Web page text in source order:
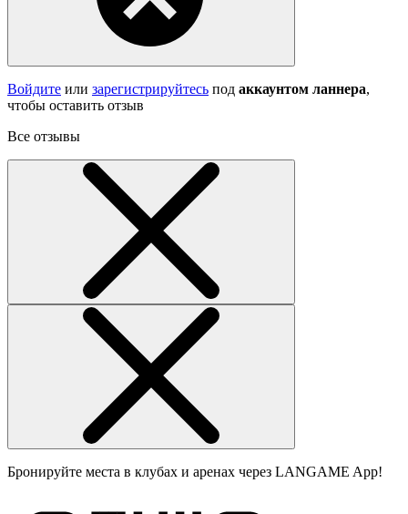
Войдите или зарегистрируйтесь под аккаунтом ланнера,
чтобы оставить отзыв
Все отзывы
Бронируйте места в клубах и аренах через LANGAME App!